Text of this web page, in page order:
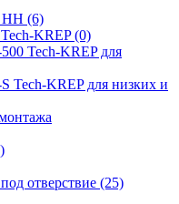
НН (6)
KREP(0)
Tech-KREP для
Tech-KREP для низких и
отверствие (25)